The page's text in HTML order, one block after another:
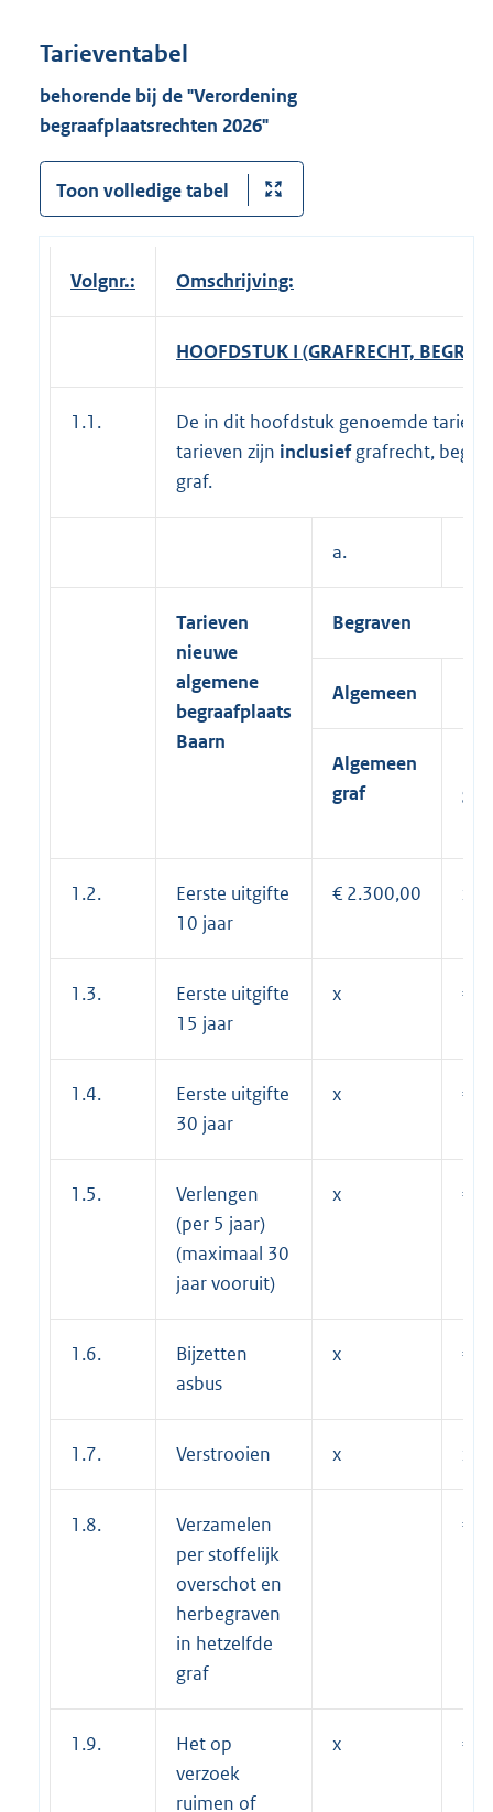
Tarieventabel
behorende bij de "Verordening
begraafplaatsrechten 2026"
Toon volledige tabel
Volgnr.: Omschrijving:
HOOFDSTUK I (GRAFRECHT,
1.1.
De in dit hoofdstuk genoemde
tarieven zijn inclusiefgrafrecht,
graf.
a.
Tarieven
nieuwe
algemene
begraafplaats
Baarn
Begraven
Algemeen
Algemeen
graf
1.2.
Eerste uitgifte
10 jaar
€ 2.300,00 x
1.3.
Eerste uitgifte
15 jaar
x €
1.4.
Eerste uitgifte
30 jaar
x €
1.5.
Verlengen
(per 5 jaar)
(maximaal 30
jaar vooruit)
x €
1.6.
Bijzetten
asbus
x €
1.7. Verstrooien x x
1.8.
Verzamelen
per stoffelijk
overschot en
herbegraven
in hetzelfde
graf
€
1.9.
Het op
verzoek
ruimen of
x €